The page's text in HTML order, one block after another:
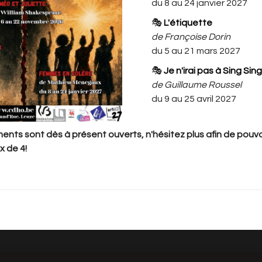
du 8 au 24 janvier 2027
🎭 L'étiquette
de Françoise Dorin
du 5 au 21 mars 2027
🎭Je n'irai pas à Sing Sing
de Guillaume Roussel
du 9 au 25 avril 2027
sont dès à présent ouverts, n'hésitez plus afin de
de 4!
des enfants participants aux
ateliers.
places au nom de l'enfant
(15h SPECTACLE)
(15h SPECTACLE)
5 places par famille par jour. Si vous
veuillez nous l'informer par mail au